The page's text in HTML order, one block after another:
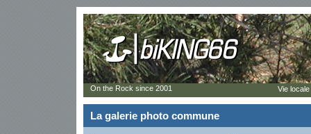
La galerie photo commune
On the Rock since 2001 Vie